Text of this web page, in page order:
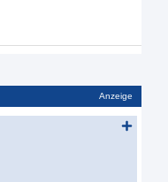
Anzeige